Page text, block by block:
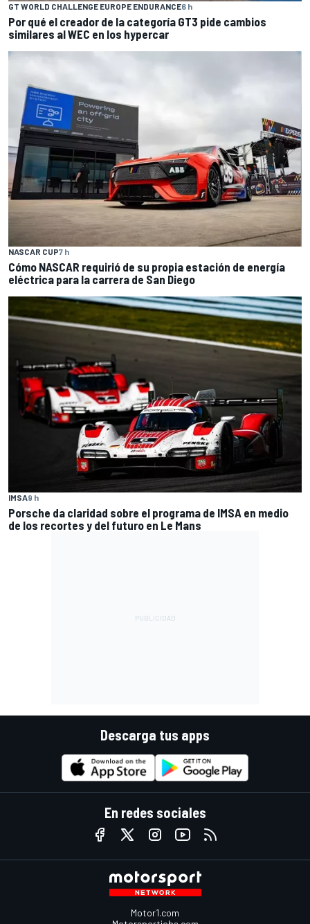
GT WORLD CHALLENGE EUROPE ENDURANCE6 h
Por qué el creador de la categoría GT3 pide cambios
similares al WEC en los hypercar
NASCAR CUP7 h
Cómo NASCAR requirió de su propia estación de energía
eléctrica para la carrera de San Diego
IMSA9 h
Porsche da claridad sobre el programa de IMSA en medio
de los recortes y del futuro en Le Mans
Descarga tus apps
En redes sociales
Motor1.com